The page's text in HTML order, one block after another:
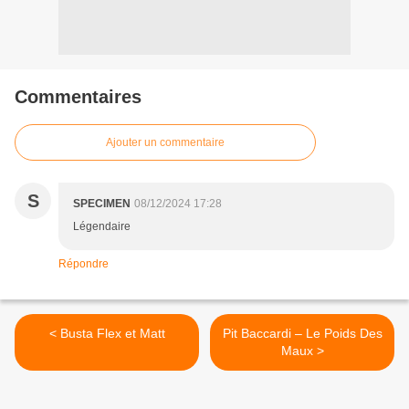
Commentaires
Ajouter un commentaire
S SPECIMEN 08/12/2024 17:28
Légendaire
Répondre
< Busta Flex et Matt
Pit Baccardi – Le Poids Des
Maux >